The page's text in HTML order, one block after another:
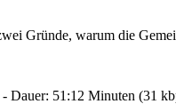
Gründe, warum die
Dauer: 51:12 Minuten (31